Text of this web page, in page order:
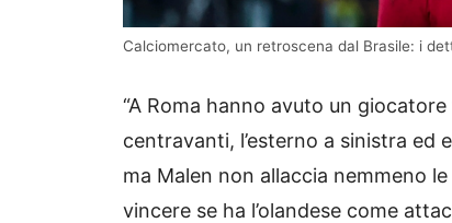
Calciomercato, un retroscena dal Brasile: i
“A Roma hanno avuto un
centravanti, l’esterno a sinistra ed
ma Malen non allaccia nemmeno
vincere se ha l’olandese come